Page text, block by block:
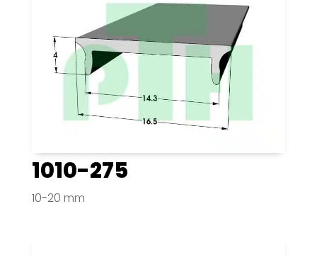
1010-275
10-20 mm